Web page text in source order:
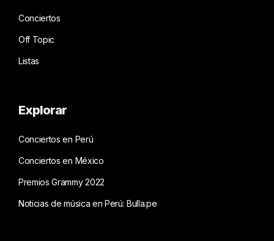
Conciertos
Off Topic
Listas
Explorar
Conciertos en Perú
Conciertos en México
Premios Grammy 2022
Noticias de música en Perú: Bulla.pe